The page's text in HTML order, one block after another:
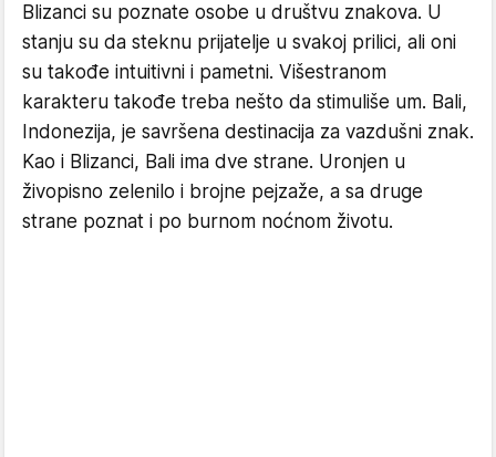
Blizanci su poznate osobe u društvu znakova. U
stanju su da steknu prijatelje u svakoj prilici, ali oni
su takođe intuitivni i pametni. Višestranom
karakteru takođe treba nešto da stimuliše um. Bali,
Indonezija, je savršena destinacija za vazdušni znak.
Kao i Blizanci, Bali ima dve strane. Uronjen u
živopisno zelenilo i brojne pejzaže, a sa druge
strane poznat i po burnom noćnom životu.